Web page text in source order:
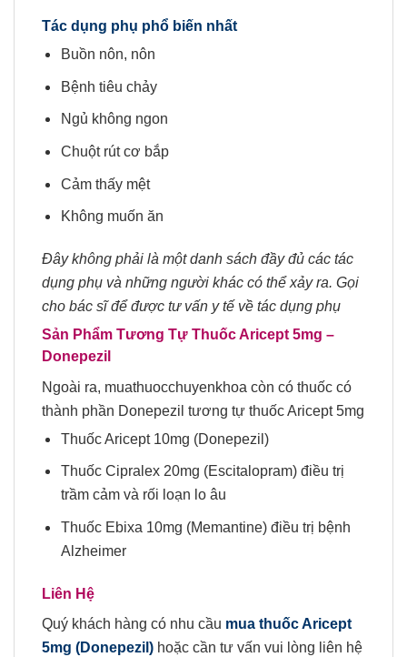
Tác dụng phụ phổ biến nhất
Buồn nôn, nôn
Bệnh tiêu chảy
Ngủ không ngon
Chuột rút cơ bắp
Cảm thấy mệt
Không muốn ăn
Đây không phải là một danh sách đầy đủ các tác
dụng phụ và những người khác có thể xảy ra. Gọi
cho bác sĩ để được tư vấn y tế về tác dụng phụ
Sản Phẩm Tương Tự Thuốc Aricept 5mg –
Donepezil
Ngoài ra, muathuocchuyenkhoa còn có thuốc có
thành phần Donepezil tương tự thuốc Aricept 5mg
Thuốc Aricept 10mg (Donepezil)
Thuốc Cipralex 20mg (Escitalopram) điều trị
trầm cảm và rối loạn lo âu
Thuốc Ebixa 10mg (Memantine) điều trị bệnh
Alzheimer
Liên Hệ
Quý khách hàng có nhu cầu mua thuốcAricept
5mg (Donepezil) hoặc cần tư vấn vui lòng liên hệ